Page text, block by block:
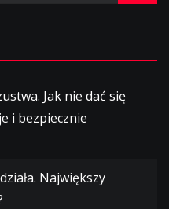
Jak nie dać się
i bezpiecznie
Największy